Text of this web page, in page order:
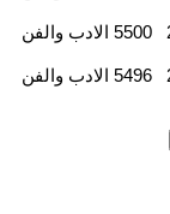
الادب والفن 5500
الادب والفن 5496